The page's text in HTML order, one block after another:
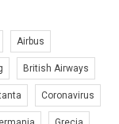
Airbus
British Airways
Coronavirus